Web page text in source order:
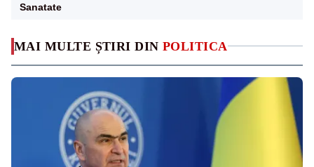
MAI MULTE ȘTIRI DIN POLITICA
Sanatate